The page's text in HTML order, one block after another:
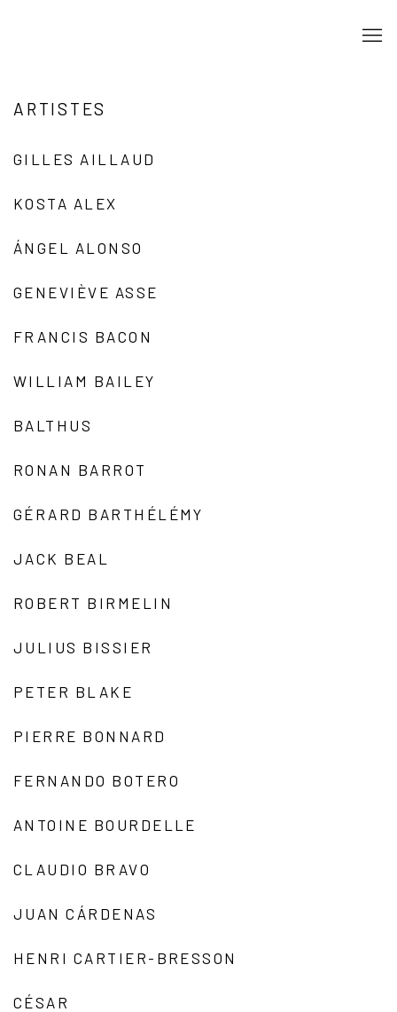
ARTISTES
GILLES AILLAUD
KOSTA ALEX
ÁNGEL ALONSO
GENEVIÈVE ASSE
FRANCIS BACON
WILLIAM BAILEY
BALTHUS
RONAN BARROT
GÉRARD BARTHÉLÉMY
JACK BEAL
ROBERT BIRMELIN
JULIUS BISSIER
PETER BLAKE
PIERRE BONNARD
FERNANDO BOTERO
ANTOINE BOURDELLE
CLAUDIO BRAVO
JUAN CÁRDENAS
HENRI CARTIER-BRESSON
CÉSAR